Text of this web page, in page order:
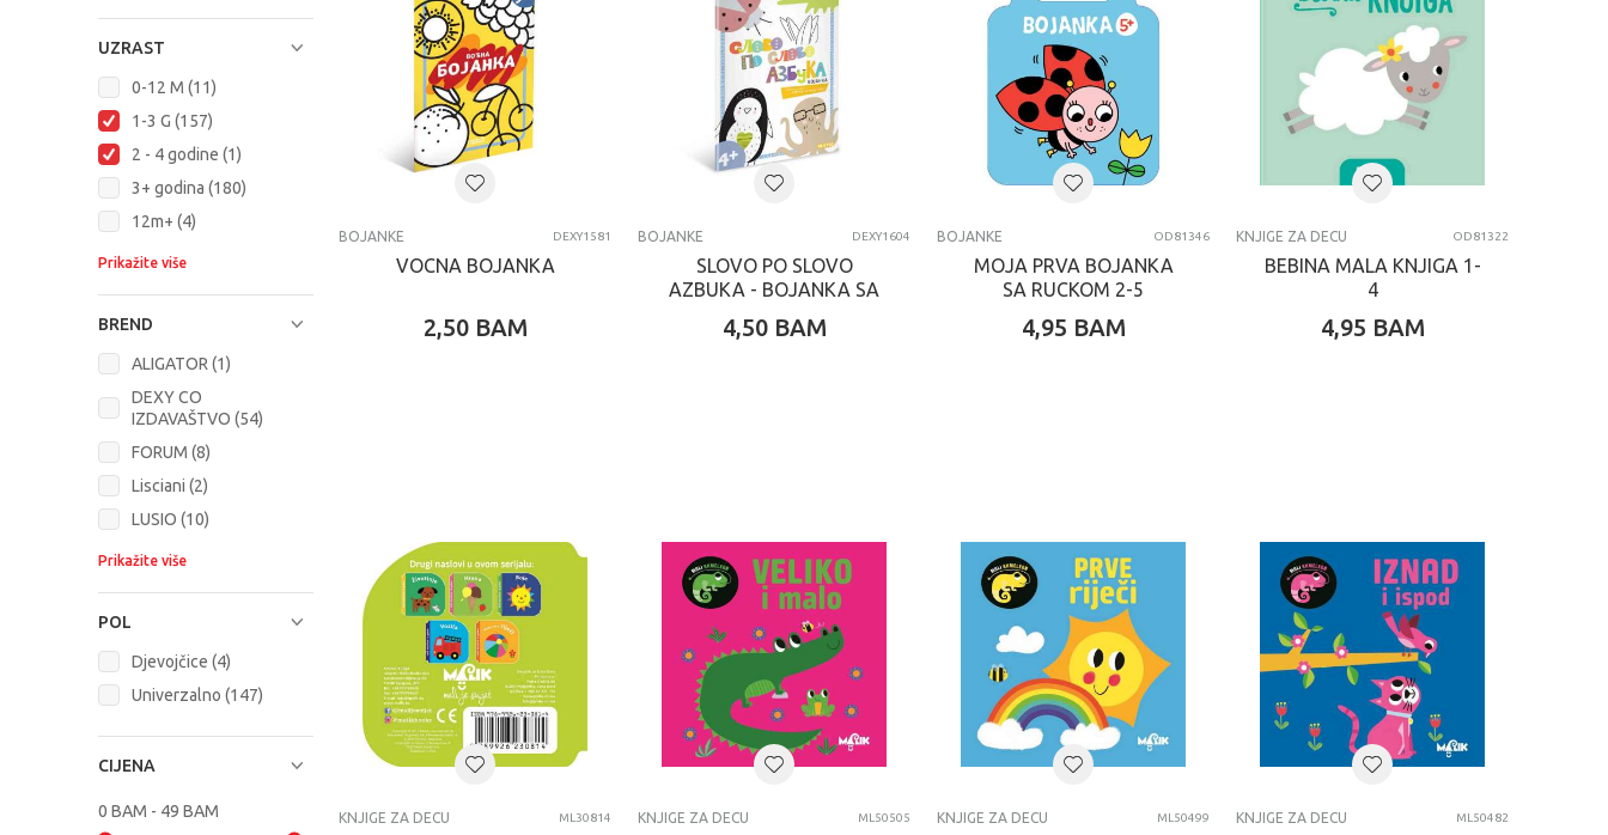
UZRAST
0-12 M (11)
1-3 G (157)
2 - 4 godine (1)
3+ godina (180)
12m+ (4)
Prikažite više
BREND
ALIGATOR (1)
DEXY CO
IZDAVAŠTVO (54)
FORUM (8)
Lisciani (2)
LUSIO (10)
Prikažite više
POL
Djevojčice (4)
Univerzalno (147)
CIJENA
BOJANKE DEXY1581
VOCNA BOJANKA
2,50 BAM
BOJANKE DEXY1604
SLOVO PO SLOVO
AZBUKA - BOJANKA SA
4,50 BAM
BOJANKE OD81346
MOJA PRVA BOJANKA
SA RUCKOM 2-5
4,95 BAM
KNJIGE ZA DECU OD81322
BEBINA MALA KNJIGA 1-
4
4,95 BAM
KNJIGE ZA DECU ML30814 KNJIGE ZA DECU ML50505 KNJIGE ZA DECU ML50499 KNJIGE ZA DECU ML50482